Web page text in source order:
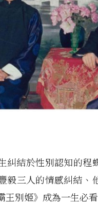
糾結於性別認知的程
毅三人的情感糾結
王別姬》成為一生必